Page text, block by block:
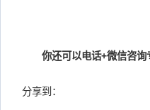
你还可以电话+微信咨询
分享到：